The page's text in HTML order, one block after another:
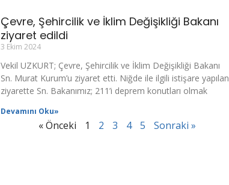
Çevre, Şehircilik ve İklim Değişikliği Bakanı
ziyaret edildi
3 Ekim 2024
Vekil UZKURT; Çevre, Şehircilik ve İklim Değişikliği Bakanı
Sn. Murat Kurum’u ziyaret etti. Niğde ile ilgili istişare yapılan
ziyarette Sn. Bakanımız; 211’i deprem konutları olmak
Devamını Oku»
« Önceki 1 2 3 4 5 Sonraki »